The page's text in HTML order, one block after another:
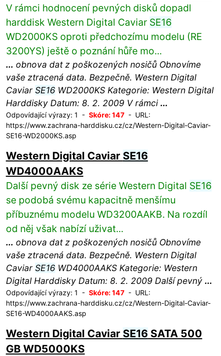
V rámci hodnocení pevných disků dopadl
harddisk Western Digital Caviar SE16
WD2000KS oproti předchozímu modelu (RE
3200YS) ještě o poznání hůře mo...
... obnova dat z poškozených nosičů Obnovíme
vaše ztracená data. Bezpečně. Western Digital
Caviar SE16WD2000KS Kategorie: Western Digital
Harddisky Datum: 8. 2. 2009 V rámci...
Odpovídající výrazy: 1 - Skóre: 147- URL:
https://www.zachrana-harddisku.cz/cz/Western-Digital-Caviar-
SE16-WD2000KS.asp
Western Digital Caviar SE16
WD4000AAKS
Další pevný disk ze série Western Digital SE16
se podobá svému kapacitně menšímu
příbuznému modelu WD3200AAKB. Na rozdíl
od něj však nabízí uživat...
... obnova dat z poškozených nosičů Obnovíme
vaše ztracená data. Bezpečně. Western Digital
Caviar SE16WD4000AAKS Kategorie: Western
Digital Harddisky Datum: 8. 2. 2009 Další pevný ...
Odpovídající výrazy: 1 - Skóre: 147- URL:
https://www.zachrana-harddisku.cz/cz/Western-Digital-Caviar-
SE16-WD4000AAKS.asp
Western Digital Caviar SE16 SATA 500
GB WD5000KS